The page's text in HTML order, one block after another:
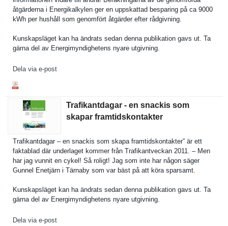
åtgärderna i Energikalk­ylen ger en uppskattad besparing på ca 9000
kWh per hushåll som genomfört åtgärder efter rådgivning.
Kunskapslä­get kan ha ändrats sedan denna publikatio­n gavs ut. Ta
gärna del av Energimynd­ighetens nyare utgivning.
Dela via e-post
Trafikantdagar - en snackis som
skapar framtidskontakter
Trafikantd­agar – en snackis som skapa framtidsko­ntakter” är ett
faktablad där underlaget kommer från Trafikantv­eckan 2011. – Men
har jag vunnit en cykel! Så roligt! Jag som inte har någon säger
Gunnel Enetjärn i Tärnaby som var bäst på att köra sparsamt.
Kunskapslä­get kan ha ändrats sedan denna publikatio­n gavs ut. Ta
gärna del av Energimynd­ighetens nyare utgivning.
Dela via e-post